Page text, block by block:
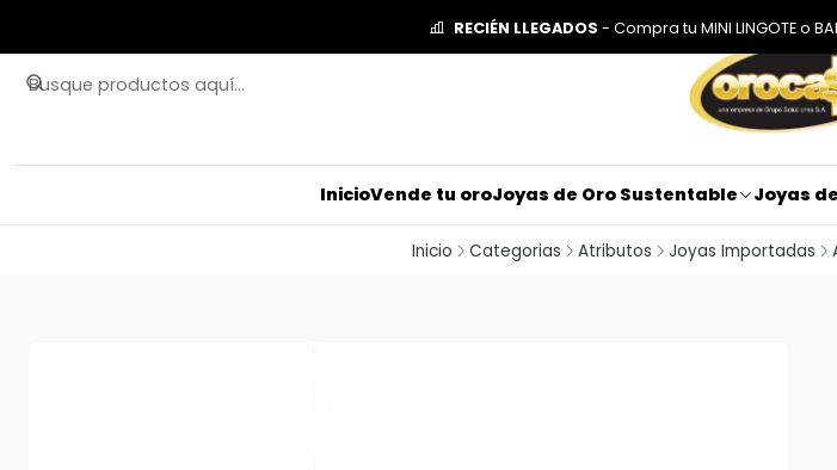
InicioVende tu oroJoyas de Oro Sustentable Joyas
RECIÉN LLEGADOS - Compra tu MINI LINGOTE o
Inicio Categorias Atributos Joyas Importadas